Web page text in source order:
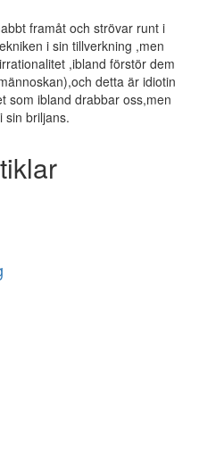
framåt och strövar runt i
i sin tillverkning ,men
,ibland förstör dem
detta är idiotin
som ibland drabbar oss,men
sin briljans.